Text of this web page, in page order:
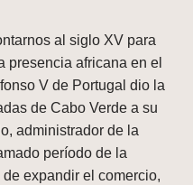
al siglo XV para
presencia africana en el
V de Portugal dio la
de Cabo Verde a su
administrador de la
período de la
expandir el comercio,